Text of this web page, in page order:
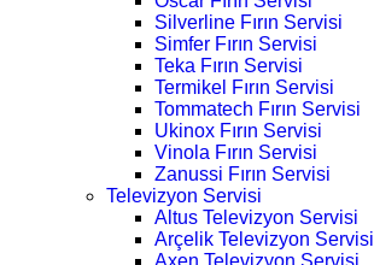
Silverline Fırın Servisi
Simfer Fırın Servisi
Teka Fırın Servisi
Termikel Fırın Servisi
Tommatech Fırın Servisi
Ukinox Fırın Servisi
Vinola Fırın Servisi
Zanussi Fırın Servisi
Televizyon Servisi
Altus Televizyon Servisi
Arçelik Televizyon Servisi
Axen Televizyon Servisi